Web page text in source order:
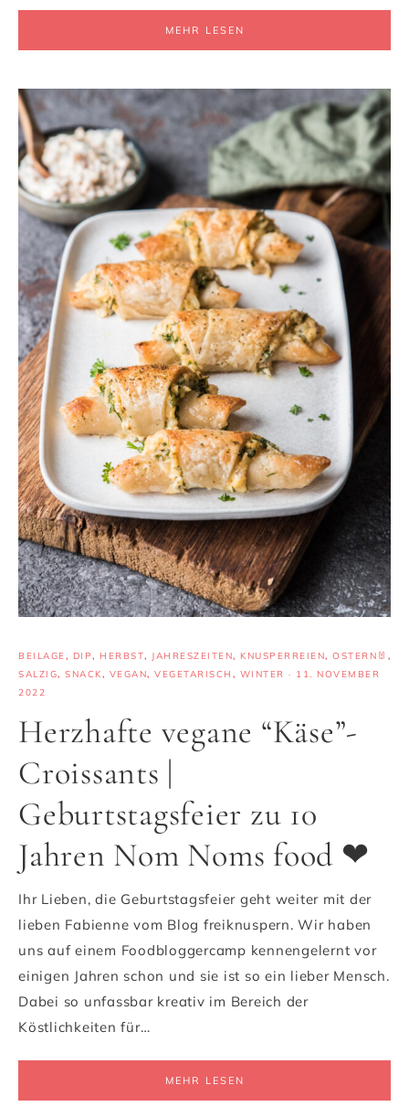
MEHR LESEN
BEILAGE, DIP, HERBST, JAHRESZEITEN, KNUSPERREIEN, OSTERN🐰 ,
SALZIG, SNACK, VEGAN, VEGETARISCH , WINTER · 11. NOVEMBER
2022
Herzhafte vegane “Käse”-
Croissants |
Geburtstagsfeier zu 10
Jahren Nom Noms food ❤
Ihr Lieben, die Geburtstagsfeier geht weiter mit der
lieben Fabienne vom Blog freiknuspern. Wir haben
uns auf einem Foodbloggercamp kennengelernt vor
einigen Jahren schon und sie ist so ein lieber Mensch.
Dabei so unfassbar kreativ im Bereich der
Köstlichkeiten für…
MEHR LESEN